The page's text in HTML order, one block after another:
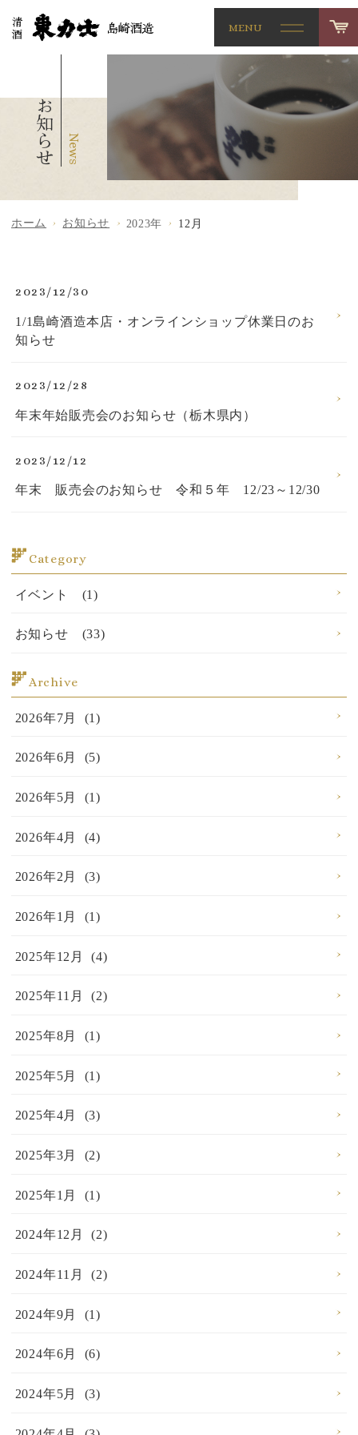
MENU
お知らせ
ホーム お知らせ 2023年 12月
2023/12/30
1/1島崎酒造本店・オンラインショップ休業日のお
知らせ
2023/12/28
年末年始販売会のお知らせ（栃木県内）
2023/12/12
年末 販売会のお知らせ 令和５年 12/23～12/30
Category
イベント (1)
お知らせ (33)
Archive
2026年7月 (1)
2026年6月 (5)
2026年5月 (1)
2026年4月 (4)
2026年2月 (3)
2026年1月 (1)
2025年12月 (4)
2025年11月 (2)
2025年8月 (1)
2025年5月 (1)
2025年4月 (3)
2025年3月 (2)
2025年1月 (1)
2024年12月 (2)
2024年11月 (2)
2024年9月 (1)
2024年6月 (6)
2024年5月 (3)